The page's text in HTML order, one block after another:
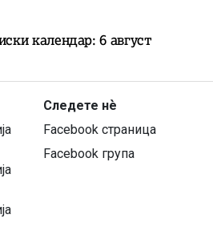
календар: 6 август
Следете нѐ
Facebook страница
Facebook група